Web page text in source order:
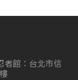
者館：台北市信